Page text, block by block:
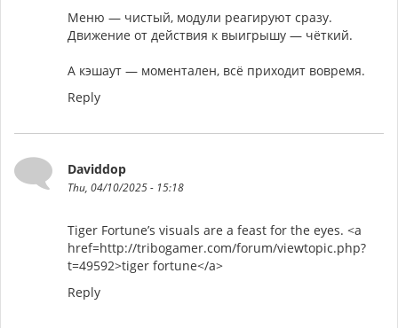
Меню — чистый, модули реагируют сразу.
Движение от действия к выигрышу — чёткий.
А кэшаут — моментален, всё приходит вовремя.
Reply
Daviddop
Thu, 04/10/2025 - 15:18
Tiger Fortune’s visuals are a feast for the eyes. <a
href=http://tribogamer.com/forum/viewtopic.php?
t=49592>tiger fortune</a>
Reply